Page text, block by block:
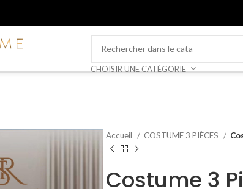
CHOISIR UNE CATÉGORIE
Accueil COSTUME 3 PIÈCES
Costume 3